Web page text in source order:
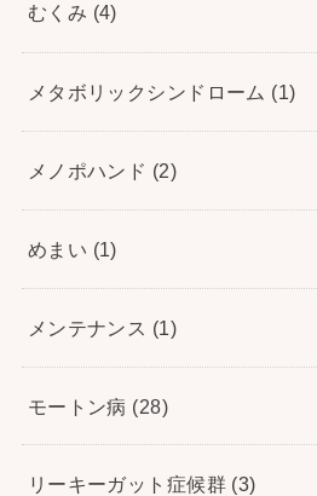
むくみ (4)
メタボリックシンドローム (1)
メノポハンド (2)
めまい (1)
メンテナンス (1)
モートン病 (28)
リーキーガット症候群 (3)